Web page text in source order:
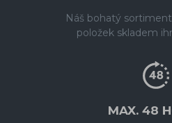
Náš bohatý
položek skladem
MAX. 48